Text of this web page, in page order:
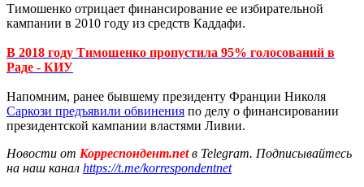
Тимошенко отрицает финансирование ее избирательной
кампании в 2010 году из средств Каддафи.
В 2018 году Тимошенко пропустила 95% голосований в
Раде - КИУ
Напомним, ранее бывшему президенту Франции Николя
Саркози предъявили обвинения по делу о финансировании
президентской кампании властями Ливии.
Новости от Корреспондент.netв Telegram. Подписывайтесь
на наш канал https://t.me/korrespondentnet